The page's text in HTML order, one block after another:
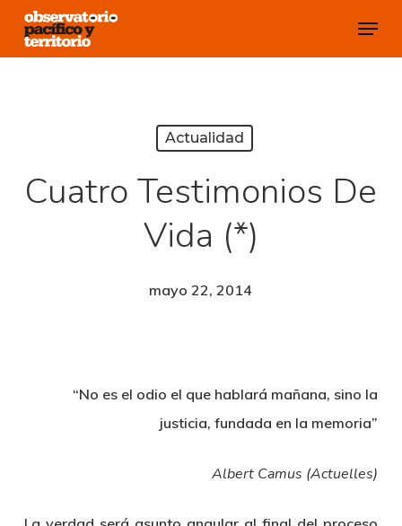
Skip
Menu
Actualidad
Cuatro Testimonios De
Vida (*)
mayo 22, 2014
“No es el odio el que hablará mañana, sino la
justicia, fundada en la memoria”
Albert Camus (Actuelles)
Close